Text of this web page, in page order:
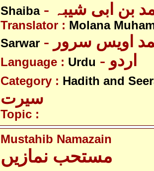
Shaiba
بن ابی شیبہ
Translator : Molana
Sarwar
اویس سرور
Language : Urdu - اردو
Category : Hadith and
سیرت
Topic :
Mustahib Namazain
مستحب نمازیں